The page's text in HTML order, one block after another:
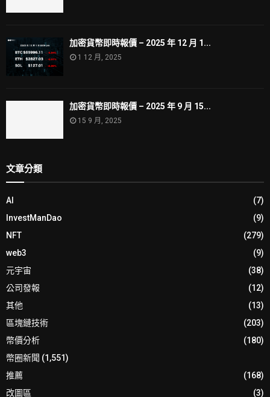
加密貨幣即時報價 – 2025 年 12 月 1...
1 12 月, 2025
加密貨幣即時報價 – 2025 年 9 月 15...
15 9 月, 2025
文章分類
AI
(7)
InvestManDao
(9)
NFT
(279)
web3
(9)
元宇宙
(38)
公司發報
(12)
其他
(13)
區塊鏈技術
(203)
幣價分析
(180)
幣圈新聞 (1,551)
推薦
(168)
改圖區
(3)